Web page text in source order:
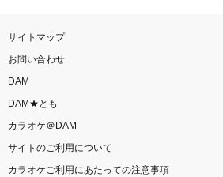
サイトマップ
お問い合わせ
DAM
DAM★とも
カラオケ＠DAM
サイトのご利用について
カラオケご利用にあたっての注意事項